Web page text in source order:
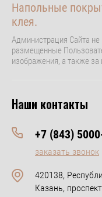
Напольные
клея.
Администрация Сайта не
размещенные
изображения, а также за
Наши контакты
+7 (843)
заказать звонок
420138,
Казань,